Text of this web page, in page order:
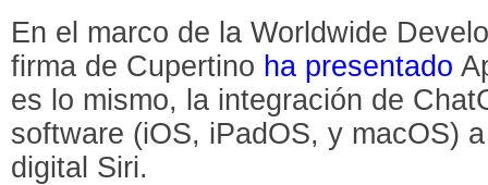
En el marco de la Worldwide
firma de Cupertino ha presentado
es lo mismo, la integración de
software (iOS, iPadOS, y macOS)
digital Siri.